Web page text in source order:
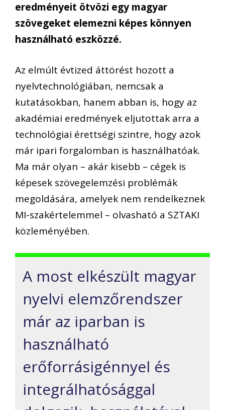
eredményeit ötvözi egy magyar
szövegeket elemezni képes könnyen
használható eszközzé.
Az elmúlt évtized áttörést hozott a
nyelvtechnológiában, nemcsak a
kutatásokban, hanem abban is, hogy az
akadémiai eredmények eljutottak arra a
technológiai érettségi szintre, hogy azok
már ipari forgalomban is használhatóak.
Ma már olyan – akár kisebb – cégek is
képesek szövegelemzési problémák
megoldására, amelyek nem rendelkeznek
MI-szakértelemmel – olvasható a SZTAKI
közleményében.
A most elkészült magyar
nyelvi elemzőrendszer
már az iparban is
használható
erőforrásigénnyel és
integrálhatósággal